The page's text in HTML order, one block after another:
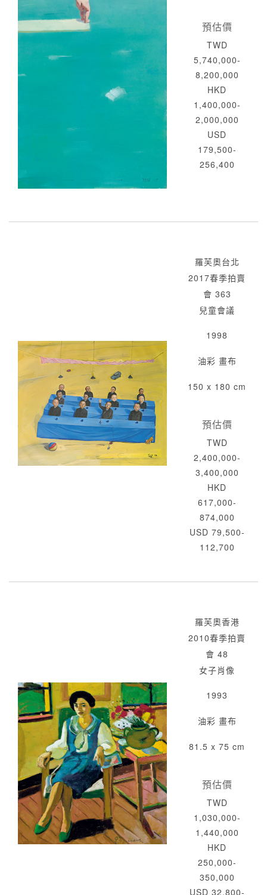
預估價
TWD
5,740,000-
8,200,000
HKD
1,400,000-
2,000,000
USD
179,500-
256,400
羅芙奧台北
2017春季拍賣
會 363
兒童會議
1998
油彩 畫布
150 x 180 cm
預估價
TWD
2,400,000-
3,400,000
HKD
617,000-
874,000
USD 79,500-
112,700
羅芙奧香港
2010春季拍賣
會 48
女子肖像
1993
油彩 畫布
81.5 x 75 cm
預估價
TWD
1,030,000-
1,440,000
HKD
250,000-
350,000
USD 32,800-